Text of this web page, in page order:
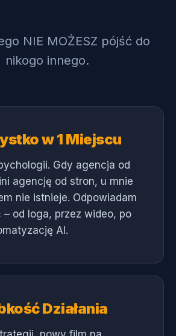
NIE MOŻESZ pójść do
nikogo innego.
w 1 Miejscu
Gdy agencja od
agencję od stron, u mnie
nie istnieje. Odpowiadam
– od loga, przez wideo, po
AI.
Działania